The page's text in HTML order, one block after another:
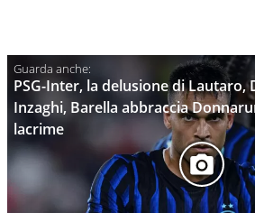
PSG-Inter, la delusione di Lautaro,
Inzaghi, Barella abbraccia
lacrime